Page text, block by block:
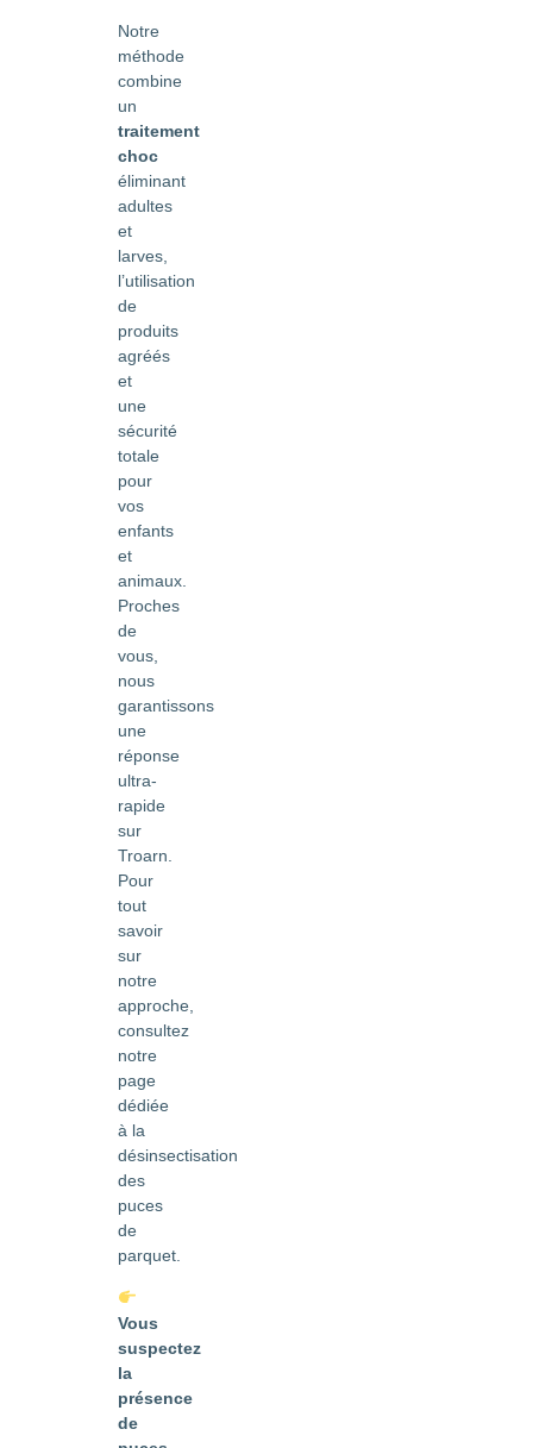
Notre
méthode
combine
un
traitement
choc
éliminant
adultes
et
larves,
l’utilisation
de
produits
agréés
et
une
sécurité
totale
pour
vos
enfants
et
animaux.
Proches
de
vous,
nous
garantissons
une
réponse
ultra-
rapide
sur
Troarn.
Pour
tout
savoir
sur
notre
approche,
consultez
notre
page
dédiée
à la
désinsectisation
des
puces
de
parquet.
Vous
suspectez
la
présence
de